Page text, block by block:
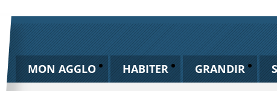
MON AGGLO HABITER GRANDIR